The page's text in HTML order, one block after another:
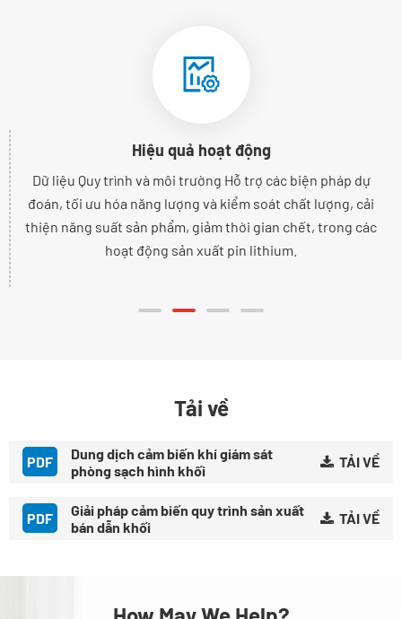
Hiệu quả hoạt động
Dữ liệu Quy trình và môi trường Hỗ trợ các biện pháp dự
đoán, tối ưu hóa năng lượng và kiểm soát chất lượng, cải
thiện năng suất sản phẩm, giảm thời gian chết, trong các
hoạt động sản xuất pin lithium.
Tải về
PDF
Dung dịch cảm biến khí giám sát
phòng sạch hình khối
TẢI VỀ
PDF
Giải pháp cảm biến quy trình sản xuất
bán dẫn khối
TẢI VỀ